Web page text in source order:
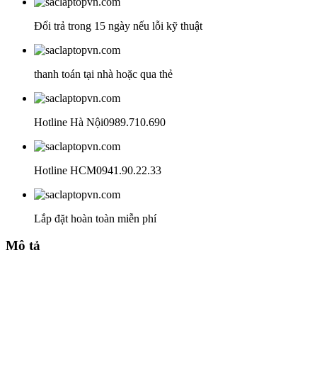
Đổi trả trong 15 ngày nếu lỗi kỹ thuật
thanh toán tại nhà hoặc qua thẻ
Hotline Hà Nội0989.710.690
Hotline HCM0941.90.22.33
Lắp đặt hoàn toàn miễn phí
Mô tả